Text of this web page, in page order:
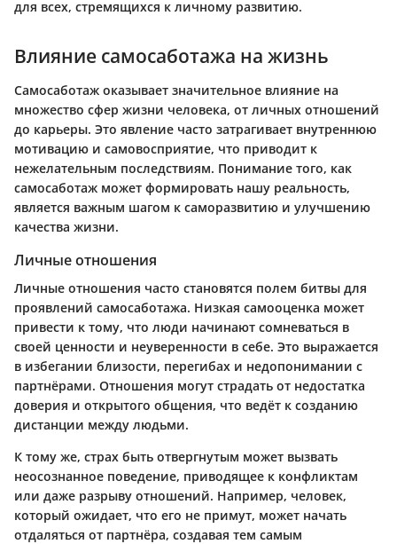
для всех, стремящихся к личному развитию.
Влияние самосаботажа на жизнь
Самосаботаж оказывает значительное влияние на
множество сфер жизни человека, от личных отношений
до карьеры. Это явление часто затрагивает внутреннюю
мотивацию и самовосприятие, что приводит к
нежелательным последствиям. Понимание того, как
самосаботаж может формировать нашу реальность,
является важным шагом к саморазвитию и улучшению
качества жизни.
Личные отношения
Личные отношения часто становятся полем битвы для
проявлений самосаботажа. Низкая самооценка может
привести к тому, что люди начинают сомневаться в
своей ценности и неуверенности в себе. Это выражается
в избегании близости, перегибах и недопонимании с
партнёрами. Отношения могут страдать от недостатка
доверия и открытого общения, что ведёт к созданию
дистанции между людьми.
К тому же, страх быть отвергнутым может вызвать
неосознанное поведение, приводящее к конфликтам
или даже разрыву отношений. Например, человек,
который ожидает, что его не примут, может начать
отдаляться от партнёра, создавая тем самым